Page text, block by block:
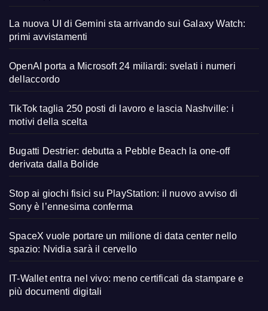
La nuova UI di Gemini sta arrivando sui Galaxy Watch:
primi avvistamenti
OpenAI porta a Microsoft 24 miliardi: svelati i numeri
dellaccordo
TikTok taglia 250 posti di lavoro e lascia Nashville: i
motivi della scelta
Bugatti Destrier: debutta a Pebble Beach la one-off
derivata dalla Bolide
Stop ai giochi fisici su PlayStation: il nuovo avviso di
Sony è l’ennesima conferma
SpaceX vuole portare un milione di data center nello
spazio: Nvidia sarà il cervello
IT-Wallet entra nel vivo: meno certificati da stampare e
più documenti digitali